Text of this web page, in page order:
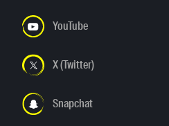
YouTube
X (Twitter)
Snapchat